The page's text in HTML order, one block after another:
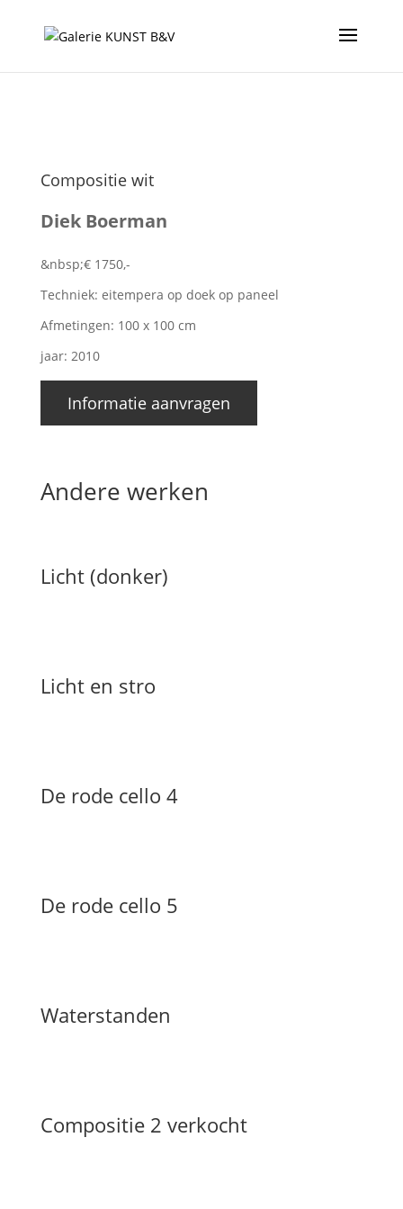
Compositie wit
Diek Boerman
&nbsp;€ 1750,-
Techniek: eitempera op doek op paneel
Afmetingen: 100 x 100 cm
jaar: 2010
Informatie aanvragen
Andere werken
Licht (donker)
Licht en stro
De rode cello 4
De rode cello 5
Waterstanden
Compositie 2 verkocht